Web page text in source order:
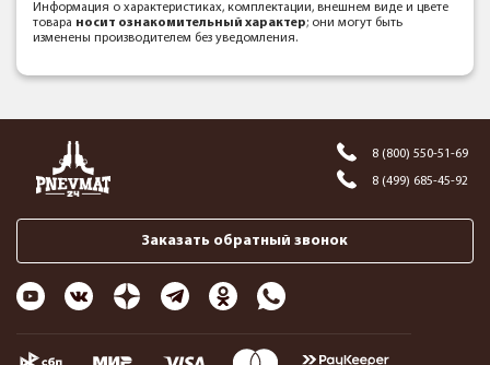
Информация о характеристиках, комплектации, внешнем виде и цвете
товара носит ознакомительный характер; они могут быть
изменены производителем без уведомления.
8 (800) 550-51-69
8 (499) 685-45-92
Заказать обратный звонок